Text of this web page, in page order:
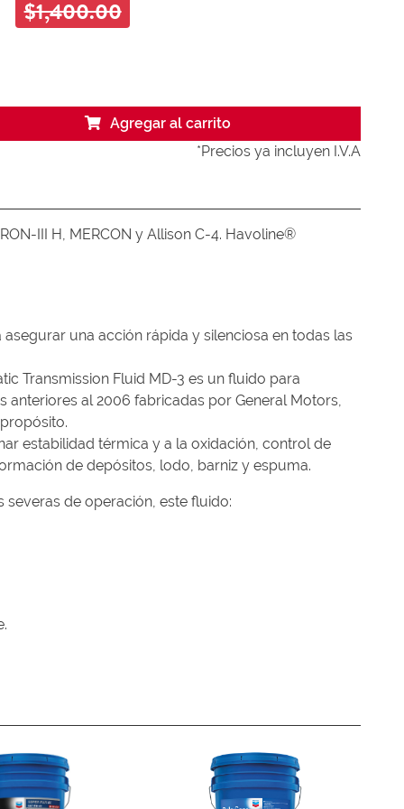
$1,400.00
Agregar al carrito
*Precios ya incluyen I.V.A
III H, MERCON y Allison C-4. Havoline®
una acción rápida y silenciosa en todas las
Transmission Fluid MD-3 es un fluido para
al 2006 fabricadas por General Motors,
estabilidad térmica y a la oxidación, control de
de depósitos, lodo, barniz y espuma.
de operación, este fluido: